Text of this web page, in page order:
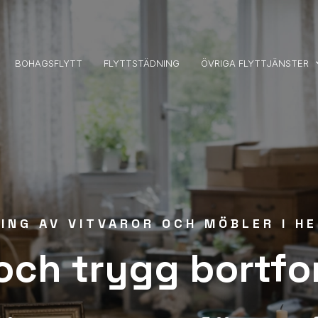
BOHAGSFLYTT FLYTTSTÄDNING ÖVRIGA FLYTTJÄNSTER
AV VITVAROR OCH MÖBLER I
trygg